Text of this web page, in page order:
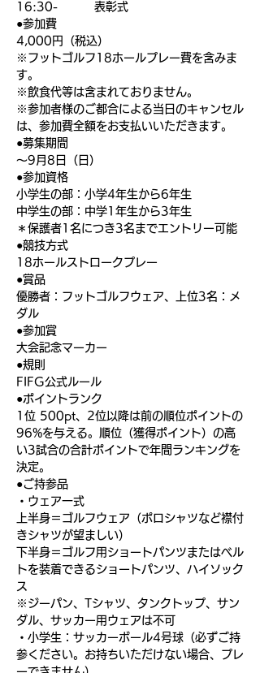
16:30-         表彰式
●参加費
4,000円（税込）
※フットゴルフ18ホールプレー費を含みま
す。
※飲食代等は含まれておりません。
※参加者様のご都合による当日のキャンセル
は、参加費全額をお支払いいただきます。
●募集期間
〜9月8日（日）
●参加資格
小学生の部：小学4年生から6年生
中学生の部：中学1年生から3年生
＊保護者1名につき3名までエントリー可能
●競技方式
18ホールストロークプレー
●賞品
優勝者：フットゴルフウェア、上位3名：メ
ダル
●参加賞
大会記念マーカー
●規則
FIFG公式ルール
●ポイントランク
1位 500pt、2位以降は前の順位ポイントの
96%を与える。順位（獲得ポイント）の高
い3試合の合計ポイントで年間ランキングを
決定。
●ご持参品
・ウェア一式
上半身＝ゴルフウェア（ポロシャツなど襟付
きシャツが望ましい）
下半身＝ゴルフ用ショートパンツまたはベル
トを装着できるショートパンツ、ハイソック
ス
※ジーパン、Tシャツ、タンクトップ、サン
ダル、サッカー用ウェアは不可
・小学生：サッカーボール4号球（必ずご持
参ください。お持ちいただけない場合、プレ